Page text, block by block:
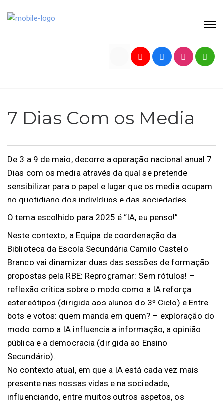
7 Dias Com os Media
De 3 a 9 de maio, decorre a operação nacional anual 7
Dias com os media através da qual se pretende
sensibilizar para o papel e lugar que os media ocupam
no quotidiano dos indivíduos e das sociedades.
O tema escolhido para 2025 é “IA, eu penso!”
Neste contexto, a Equipa de coordenação da
Biblioteca da Escola Secundária Camilo Castelo
Branco vai dinamizar duas das sessões de formação
propostas pela RBE: Reprogramar: Sem rótulos! –
reflexão crítica sobre o modo como a IA reforça
estereótipos (dirigida aos alunos do 3º Ciclo) e Entre
bots e votos: quem manda em quem? – exploração do
modo como a IA influencia a informação, a opinião
pública e a democracia (dirigida ao Ensino
Secundário).
No contexto atual, em que a IA está cada vez mais
presente nas nossas vidas e na sociedade,
influenciando, entre muitos outros aspetos, os